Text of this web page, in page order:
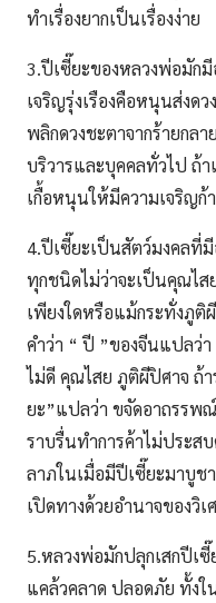
ทำเรื่องยากเป็นเรื่องง่าย
3.ปีเซี๊ยะของหลวงพ่อมัก
เจริญรุ่งเรืองคือหนุนส่งด
พลิกดวงชะตาจากร้ายกล
บริวารและบุคคลทั่วไป ถ้า
เกื้อหนุนให้มีความเจริญก้
4.ปีเซี๊ยะเป็นสัตว์มงคลที่
ทุกชนิดไม่ว่าจะเป็นคุณไ
เพียงใดหรือแม้กระทั่งภูติ
คำว่า “ ปี ”ของจีนแปลว่
ไม่ดี คุณไสย ภูติผีปิศาจ ถ้
ยะ”แปลว่า ขจัดอาถรรพ
ราบรื่นทำการค้าไม่ประสบ
ลาภในเมื่อมีปีเซี๊ยะมาบูช
เปิดทางด้วยอำนาจของวิ
5.หลวงพ่อมักปลุกเสกปีเ
แคล้วคลาด ปลอดภัย ทั้งใ